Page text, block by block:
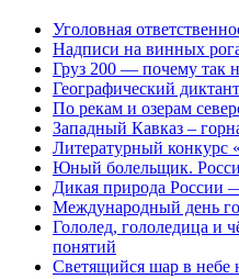
Уголовная
Надписи на винных
Груз 200 — почему так
Географический
По рекам и озерам
Западный Кавказ –
Литературный конкурс
Юный болельщик.
Дикая природа России
Международный день
Гололед, гололедица и
понятий
Светящийся шар в небе